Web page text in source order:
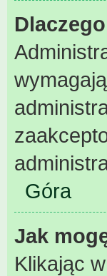
Góra
Jak
Klikając